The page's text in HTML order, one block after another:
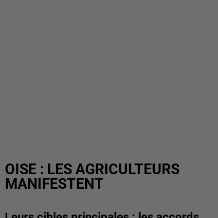
OISE : LES AGRICULTEURS
MANIFESTENT